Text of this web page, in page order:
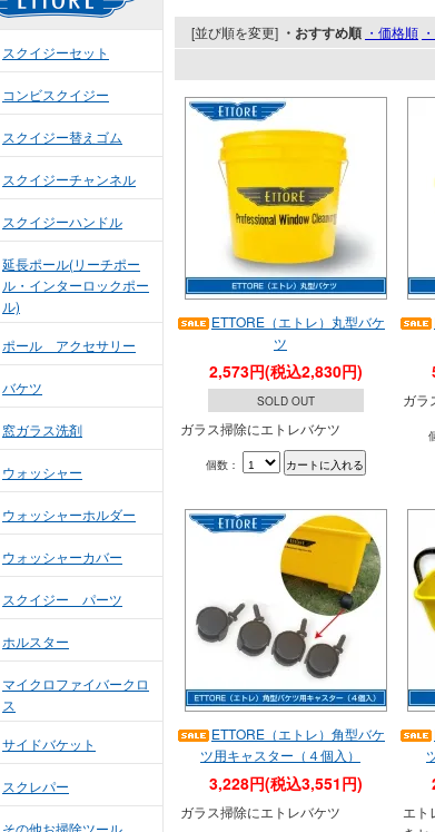
スクイジーセット
コンビスクイジー
スクイジー替えゴム
スクイジーチャンネル
スクイジーハンドル
延長ポール(リーチポー
ル・インターロックポー
ル)
ポール アクセサリー
バケツ
窓ガラス洗剤
ウォッシャー
ウォッシャーホルダー
ウォッシャーカバー
スクイジー パーツ
ホルスター
マイクロファイバークロ
ス
サイドバケット
スクレパー
その他お掃除ツール
[並び順を変更] ・おすすめ順 ・価格順
ETTORE（エトレ）丸型バケ
ツ
2,573円(税込2,830円)
SOLD OUT
ガラス掃除にエトレバケツ
個数：
ガラ
ETTORE（エトレ）角型バケ
ツ用キャスター（４個入）
3,228円(税込3,551円)
ガラス掃除にエトレバケツ
エト